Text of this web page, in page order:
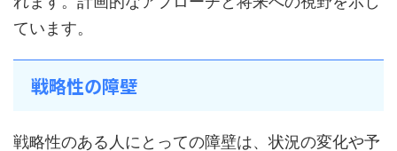
ています。
戦略性の障壁
戦略性のある人にとっての障壁は、状況の変化や予